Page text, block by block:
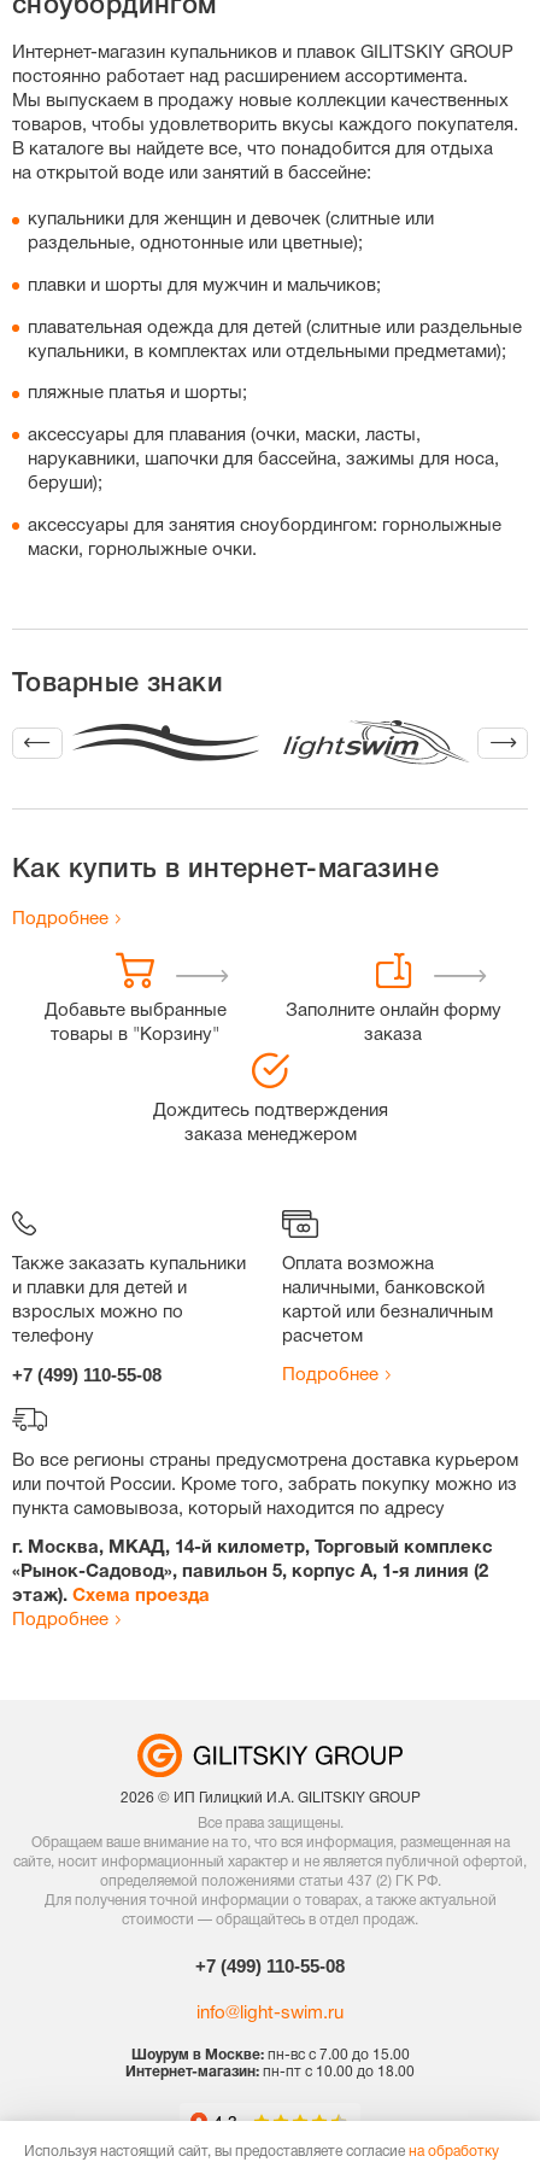
слитных купальников, особенно спортивных моделей с
если у вас высокий рост, выбирайте больший размер,
чтобы бретели не врезались в плечи. Вы также можете
свериться с нашей точной таблицей размеров на
странице каждого товара.
сноубордингом
Интернет-магазин купальников и плавок GILITSKIY GROUP
постоянно работает над расширением ассортимента.
Мы выпускаем в продажу новые коллекции качественных
товаров, чтобы удовлетворить вкусы каждого покупателя.
В каталоге вы найдете все, что понадобится для отдыха
на открытой воде или занятий в бассейне:
купальники для женщин и девочек (слитные или
раздельные, однотонные или цветные);
плавки и шорты для мужчин и мальчиков;
плавательная одежда для детей (слитные или раздельные
купальники, в комплектах или отдельными предметами);
пляжные платья и шорты;
аксессуары для плавания (очки, маски, ласты,
нарукавники, шапочки для бассейна, зажимы для носа,
беруши);
аксессуары для занятия сноубордингом: горнолыжные
маски, горнолыжные очки.
Товарные знаки
Как купить в интернет-магазине
Подробнее
Добавьте выбранные
товары в "Корзину"
Заполните онлайн форму
заказа
Дождитесь подтверждения
заказа менеджером
Также заказать купальники
и плавки для детей и
взрослых можно по
телефону
+7 (499) 110-55-08
Оплата возможна
наличными, банковской
картой или безналичным
расчетом
Подробнее
Во все регионы страны предусмотрена доставка курьером
или почтой России. Кроме того, забрать покупку можно из
пункта самовывоза, который находится по адресу
г. Москва, МКАД, 14-й километр, Торговый комплекс
«Рынок-Садовод», павильон 5, корпус А, 1-я линия (2
этаж). Схема проезда
Подробнее
2026 © ИП Гилицкий И.А. GILITSKIY GROUP
Все права защищены.
Обращаем ваше внимание на то, что вся информация, размещенная на
сайте, носит информационный характер и не является публичной офертой,
определяемой положениями статьи 437 (2) ГК РФ.
Для получения точной информации о товарах, а также актуальной
стоимости — обращайтесь в отдел продаж.
+7 (499) 110-55-08
info@light-swim.ru
Шоурум в Москве:пн-вс с 7.00 до 15.00
Интернет-магазин: пн-пт с 10.00 до 18.00
Используя настоящий сайт, вы предоставляете согласие на обработку